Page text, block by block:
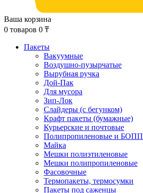
Ваша корзина
0 товаров 0 ₸
Пакеты
Вакуумные
Воздушно-пузырчатые
Вырубная ручка
Дой-Пак
Для мусора
Зип-Лок
Слайдеры (с бегунком)
Крафт пакеты (бумажные)
Курьерские и почтовые
Полипропиленовые и БОПП
Майка
Мешки полиэтиленовые
Мешки полипропиленовые
Фасовочные
Термопакеты, термосумки
Пакеты под саженцы